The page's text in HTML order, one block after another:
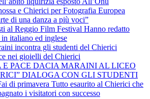
e Chierici per Fotografia Europea
di una danza a più voci”
al Reggio Film Festival Hanno redatto
italiano ed inglese
incontra gli studenti del Chierici
nei gioielli del Chierici
E PACE DACIA MARAINI AL LICEO
DIALOGA CON GLI STUDENTI
di primavera Tutto esaurito al Chierici che
i visitatori con successo